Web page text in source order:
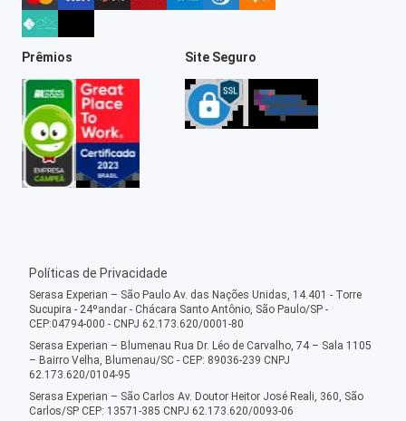
Prêmios Site Seguro
Políticas de Privacidade
Serasa Experian – São Paulo Av. das Nações Unidas, 14.401 - Torre
Sucupira - 24ºandar - Chácara Santo Antônio, São Paulo/SP -
CEP:04794-000 - CNPJ 62.173.620/0001-80
Serasa Experian – Blumenau Rua Dr. Léo de Carvalho, 74 – Sala 1105
– Bairro Velha, Blumenau/SC - CEP: 89036-239 CNPJ
62.173.620/0104-95
Serasa Experian – São Carlos Av. Doutor Heitor José Reali, 360, São
Carlos/SP CEP: 13571-385 CNPJ 62.173.620/0093-06